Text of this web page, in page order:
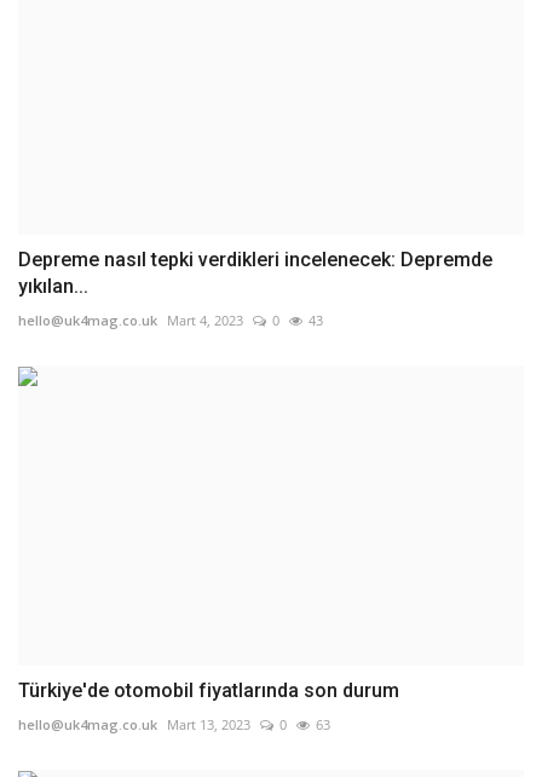
Depreme nasıl tepki verdikleri incelenecek: Depremde
yıkılan...
hello@uk4mag.co.uk Mart 4, 2023 0 43
Türkiye'de otomobil fiyatlarında son durum
hello@uk4mag.co.uk Mart 13, 2023 0 63